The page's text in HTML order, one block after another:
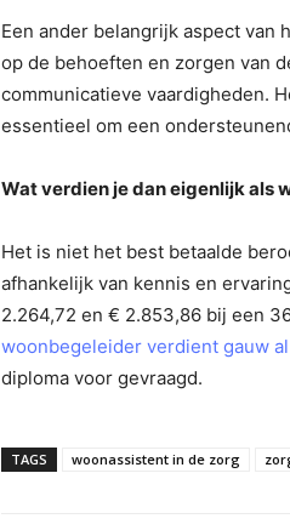
Een ander belangrijk aspect van
op de behoeften en zorgen van
communicatieve vaardigheden.
essentieel om een
Wat verdien je dan eigenlijk als
Het is niet het best betaalde
afhankelijk van kennis en
2.264,72 en € 2.853,86 bij een
woonbegeleider verdient gauw
diploma voor gevraagd.
TAGS woonassistent in de zorg